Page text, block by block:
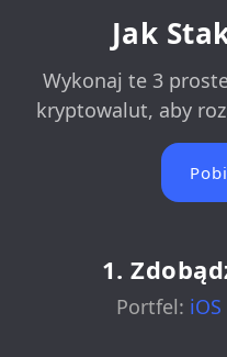
Jak
Wykonaj te 3
kryptowalut, aby
1.
Portfel: iOS